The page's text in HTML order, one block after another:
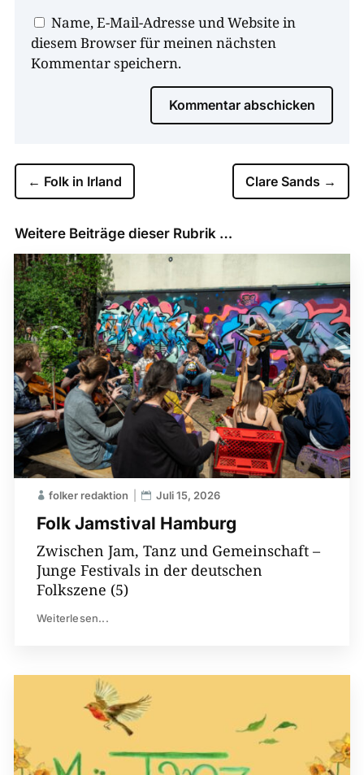
Name, E-Mail-Adresse und Website in
diesem Browser für meinen nächsten
Kommentar speichern.
Kommentar abschicken
← Folk in Irland Clare Sands →
Weitere Beiträge dieser Rubrik …
Folk Jamstival Hamburg
folker redaktion Juli 15, 2026
Zwischen Jam, Tanz und Gemeinschaft –
Junge Festivals in der deutschen
Folkszene (5)
Weiterlesen...